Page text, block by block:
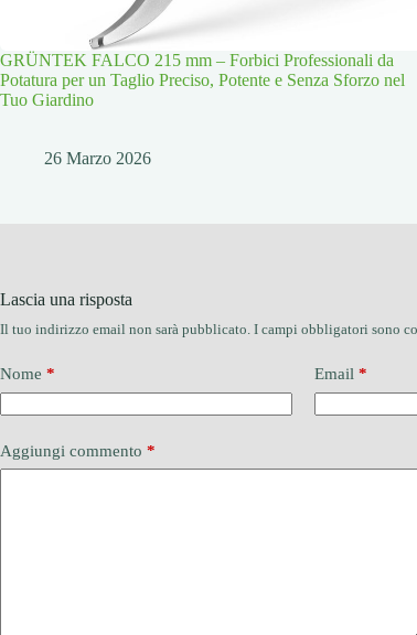
GRÜNTEK FALCO 215 mm – Forbici Professionali da
Potatura per un Taglio Preciso, Potente e Senza Sforzo nel
Tuo Giardino
26 Marzo 2026
Lascia una risposta
Il tuo indirizzo email non sarà pubblicato. I campi obbligatori sono
Nome * Email *
Aggiungi commento *